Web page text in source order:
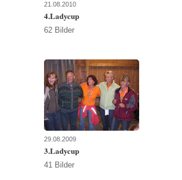
21.08.2010
4.Ladycup
62 Bilder
29.08.2009
3.Ladycup
41 Bilder